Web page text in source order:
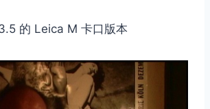
的 Leica M 卡口版本